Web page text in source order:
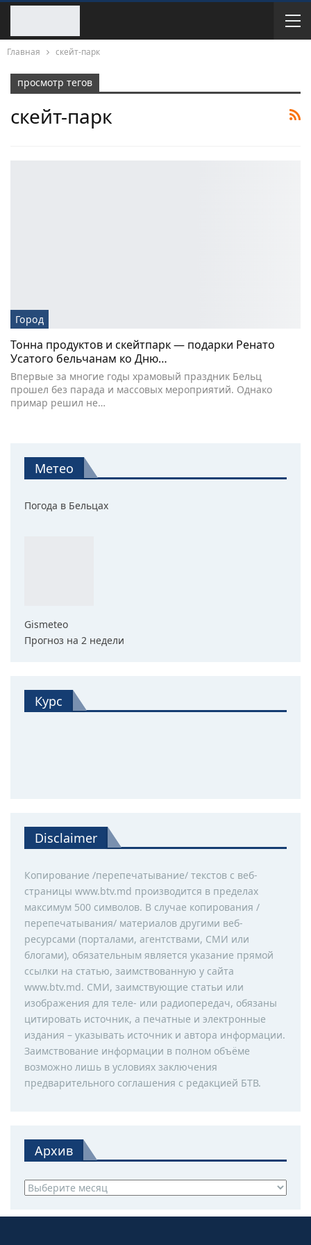
Главная скейт-парк
просмотр тегов
скейт-парк
Город
Тонна продуктов и скейтпарк — подарки Ренато
Усатого бельчанам ко Дню…
Впервые за многие годы храмовый праздник Бельц
прошел без парада и массовых мероприятий. Однако
примар решил не…
Метео
Погода в Бельцах
Gismeteo
Прогноз на 2 недели
Курс
Disclaimer
Копирование /перепечатывание/ текстов с веб-
страницы www.btv.md производится в пределах
максимум 500 символов. В случае копирования /
перепечатывания/ материалов другими веб-
ресурсами (порталами, агентствами, СМИ или
блогами), обязательным является указание прямой
ссылки на статью, заимствованную у сайта
www.btv.md. СМИ, заимствующие статьи или
изображения для теле- или радиопередач, обязаны
цитировать источник, а печатные и электронные
издания – указывать источник и автора информации.
Заимствование информации в полном объёме
возможно лишь в условиях заключения
предварительного соглашения с редакцией БТВ.
Архив
Архив